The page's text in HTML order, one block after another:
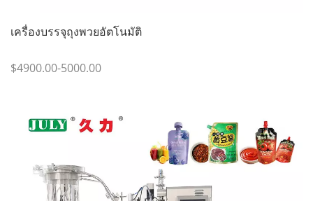
เครื่องบรรจุถุงพวยอัตโนมัติ
$4900.00-5000.00